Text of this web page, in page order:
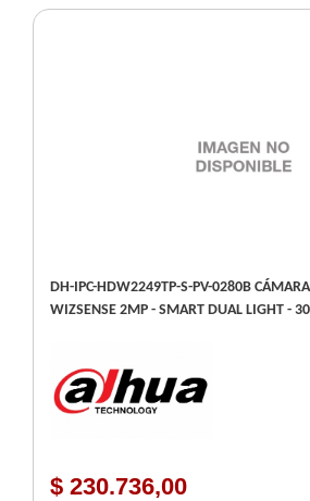
DH-IPC-HDW2249TP-S-PV-0280B
WIZSENSE 2MP - SMART DUAL LIGHT -
$ 230.736,00